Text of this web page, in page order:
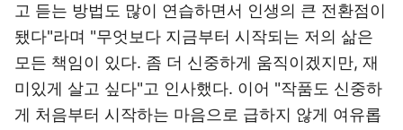
고 듣는 방법도 많이 연습하면서 인생의 큰 전환점이
됐다"라며 "무엇보다 지금부터 시작되는 저의 삶은
모든 책임이 있다. 좀 더 신중하게 움직이겠지만, 재
미있게 살고 싶다"고 인사했다. 이어 "작품도 신중하
게 처음부터 시작하는 마음으로 급하지 않게 여유롭